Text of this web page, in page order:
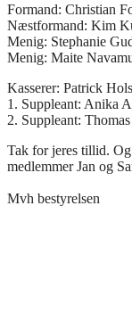
Formand: Christian
Næstformand: Kim
Menig: Stephanie
Menig: Maite
Kasserer: Patrick
1. Suppleant: Anika
2. Suppleant:
Tak for jeres tillid.
medlemmer Jan og
Mvh bestyrelsen